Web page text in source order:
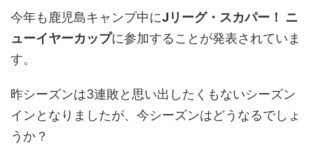
今年も鹿児島キャンプ中にJリーグ・スカパー！ ニ
ューイヤーカップに参加することが発表されていま
す。
昨シーズンは3連敗と思い出したくもないシーズン
インとなりましたが、今シーズンはどうなるでしょ
うか？